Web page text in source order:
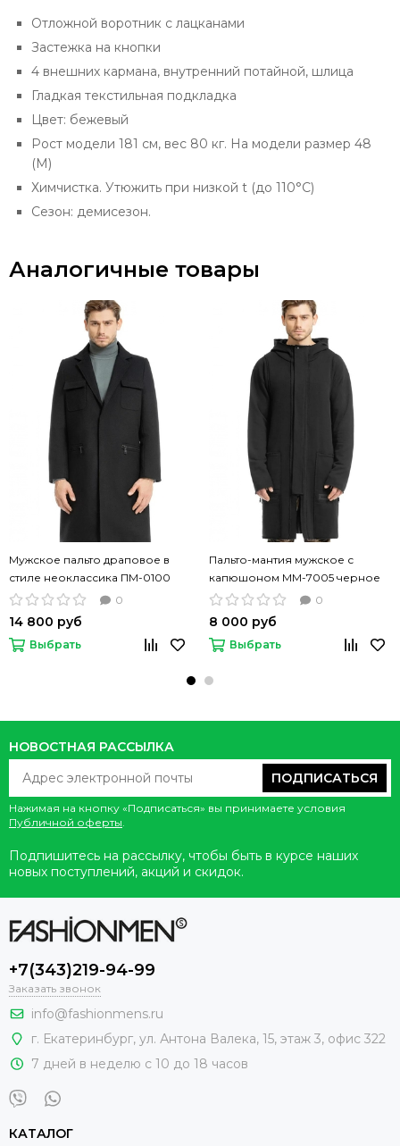
Отложной воротник с лацканами
Застежка на кнопки
4 внешних кармана, внутренний потайной, шлица
Гладкая текстильная подкладка
Цвет: бежевый
Рост модели 181 см, вес 80 кг. На модели размер 48
(М)
Химчистка. Утюжить при низкой t (до 110°С)
Сезон: демисезон.
Аналогичные товары
Мужское пальто драповое в
стиле неоклассика ПМ-0100
черное
0
14 800 руб
Выбрать
Пальто-мантия мужское с
капюшоном ММ-7005 черное
0
8 000 руб
Выбрать
НОВОСТНАЯ РАССЫЛКА
ПОДПИСАТЬСЯ
Нажимая на кнопку «Подписаться» вы принимаете условия
Публичной оферты.
Подпишитесь на рассылку, чтобы быть в курсе наших
новых поступлений, акций и скидок.
+7(343)219-94-99
Заказать звонок
info@fashionmens.ru
г. Екатеринбург, ул. Антона Валека, 15, этаж 3, офис 322
7 дней в неделю с 10 до 18 часов
КАТАЛОГ